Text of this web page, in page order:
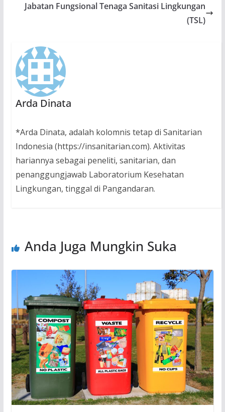
Jabatan Fungsional Tenaga Sanitasi Lingkungan
(TSL)
Arda Dinata
*Arda Dinata, adalah kolomnis tetap di Sanitarian
Indonesia (https://insanitarian.com). Aktivitas
hariannya sebagai peneliti, sanitarian, dan
penanggungjawab Laboratorium Kesehatan
Lingkungan, tinggal di Pangandaran.
Anda Juga Mungkin Suka